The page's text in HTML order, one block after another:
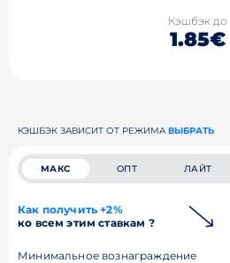
Кэшбэк до
1.85€
КЭШБЭК ЗАВИСИТ ОТ РЕЖИМА ВЫБРАТЬ
МАКС ОПТ ЛАЙТ
Как получить +2%
ко всем этим ставкам ?
Минимальное вознаграждение